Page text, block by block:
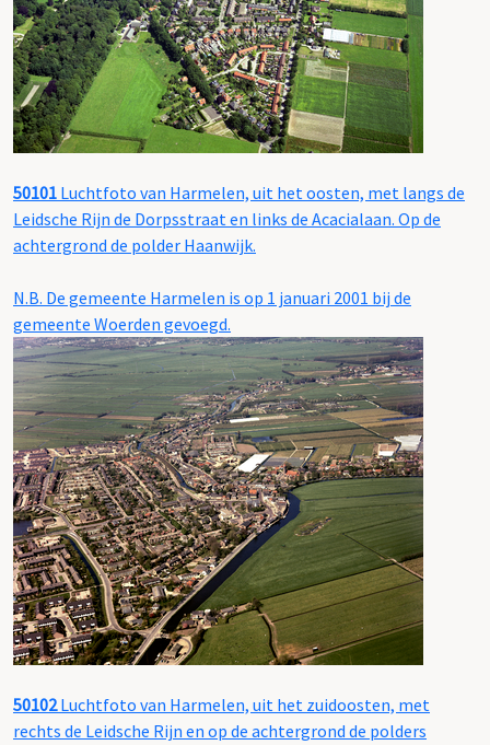
50101 Luchtfoto van Harmelen, uit het oosten, met langs de
Leidsche Rijn de Dorpsstraat en links de Acacialaan. Op de
achtergrond de polder Haanwijk.
N.B. De gemeente Harmelen is op 1 januari 2001 bij de
gemeente Woerden gevoegd.
50102Luchtfoto van Harmelen, uit het zuidoosten, met
rechts de Leidsche Rijn en op de achtergrond de polders